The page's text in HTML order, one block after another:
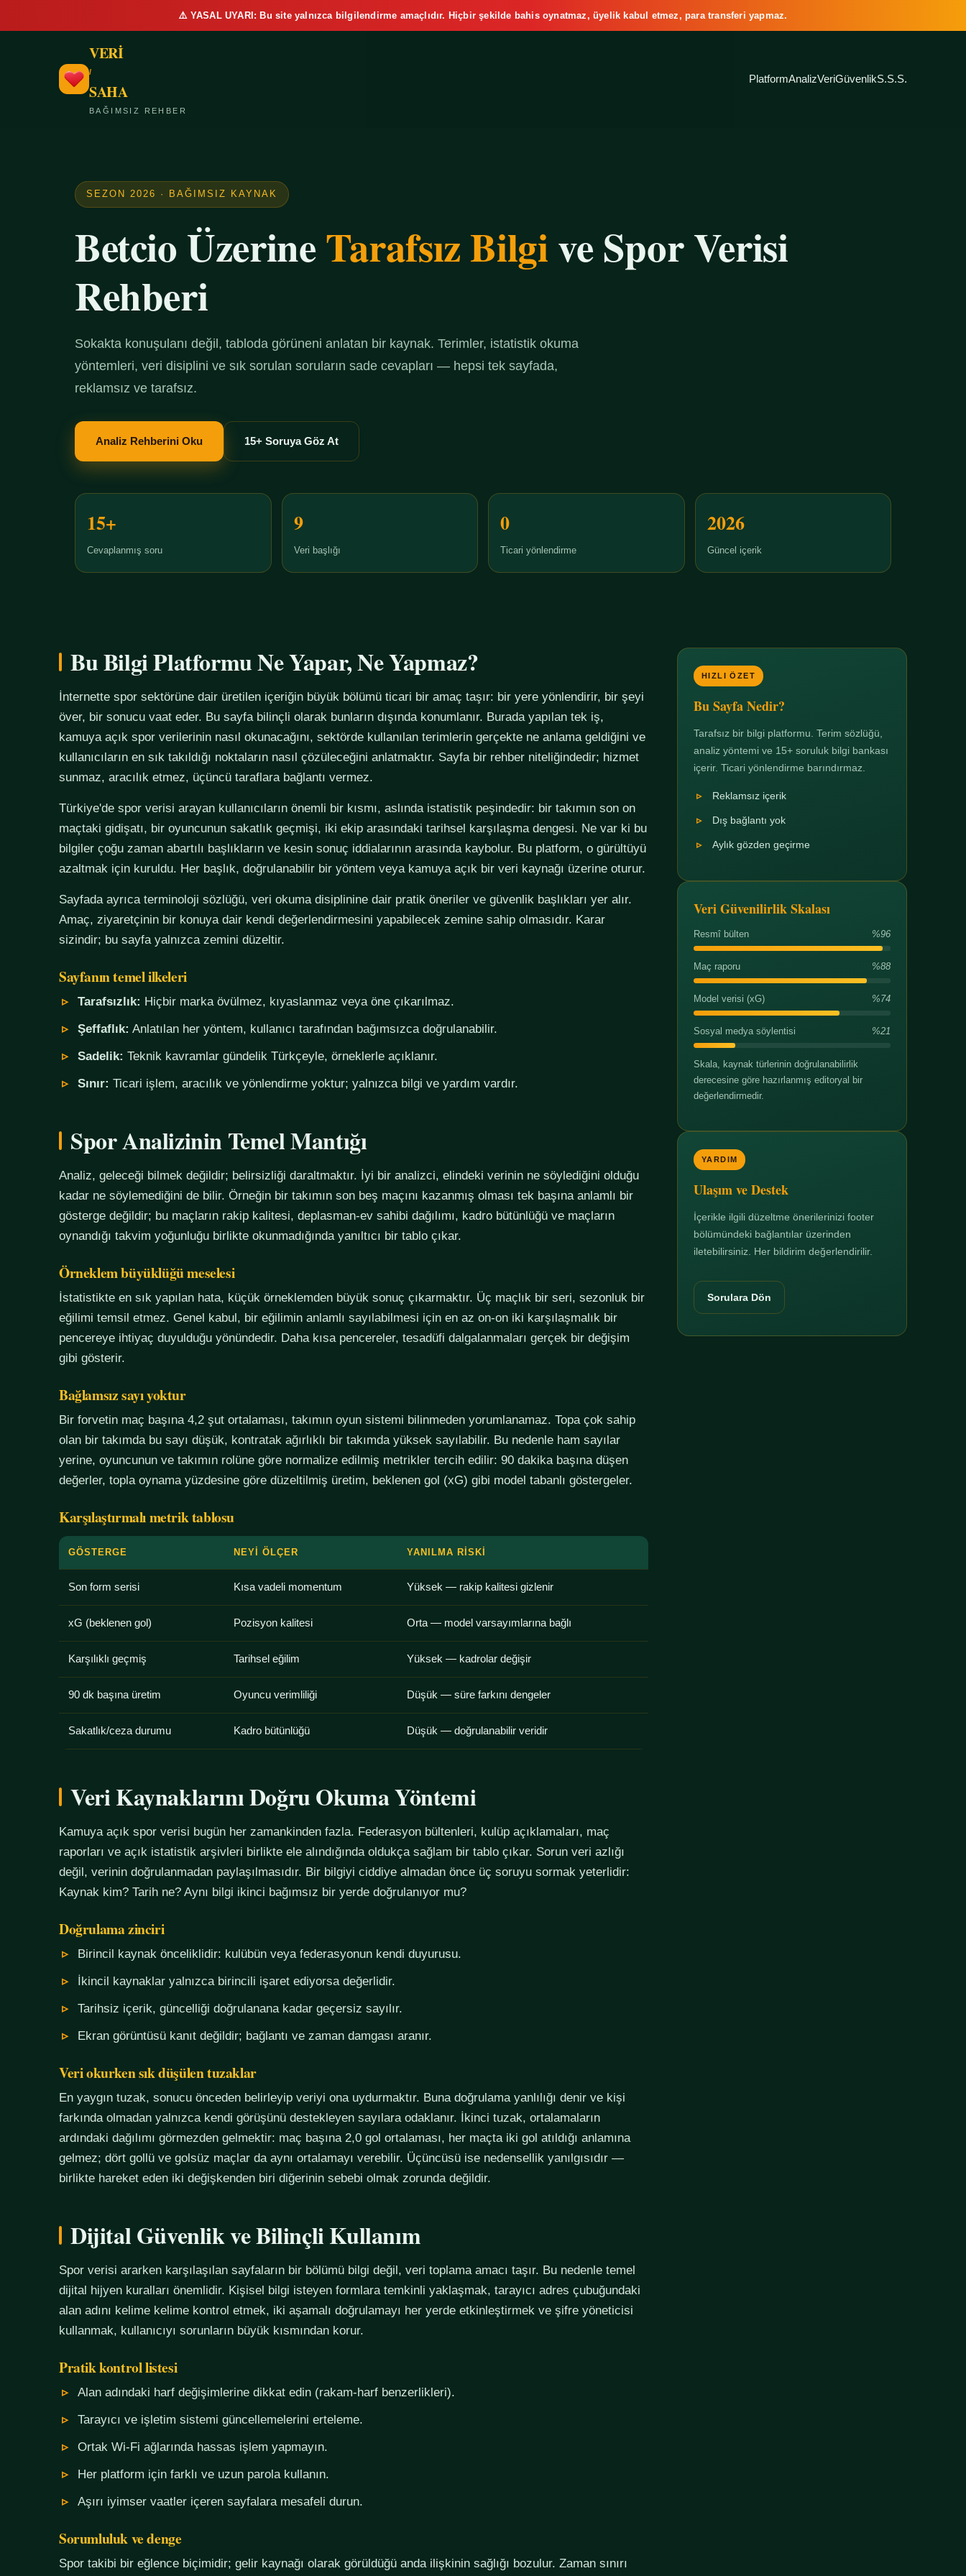
⚠️ YASAL UYARI: Bu site yalnızca bilgilendirme amaçlıdır. Hiçbir şekilde bahis oynatmaz, üyelik kabul etmez, para transferi yapmaz.
VERİ
/
SAHA
BAĞIMSIZ REHBER
PlatformAnalizVeriGüvenlikS.S.S.
SEZON 2026 · BAĞIMSIZ KAYNAK
Betcio ÜzerineTarafsız Bilgive Spor Verisi
Rehberi
Sokakta konuşulanı değil, tabloda görüneni anlatan bir kaynak. Terimler, istatistik okuma
yöntemleri, veri disiplini ve sık sorulan soruların sade cevapları — hepsi tek sayfada,
reklamsız ve tarafsız.
Analiz Rehberini Oku 15+ Soruya Göz At
15+
Cevaplanmış soru
9
Veri başlığı
0
Ticari yönlendirme
2026
Güncel içerik
Bu Bilgi Platformu Ne Yapar, Ne Yapmaz?
İnternette spor sektörüne dair üretilen içeriğin büyük bölümü ticari bir amaç taşır: bir yere yönlendirir, bir şeyi
över, bir sonucu vaat eder. Bu sayfa bilinçli olarak bunların dışında konumlanır. Burada yapılan tek iş,
kamuya açık spor verilerinin nasıl okunacağını, sektörde kullanılan terimlerin gerçekte ne anlama geldiğini ve
kullanıcıların en sık takıldığı noktaların nasıl çözüleceğini anlatmaktır. Sayfa bir rehber niteliğindedir; hizmet
sunmaz, aracılık etmez, üçüncü taraflara bağlantı vermez.
Türkiye'de spor verisi arayan kullanıcıların önemli bir kısmı, aslında istatistik peşindedir: bir takımın son on
maçtaki gidişatı, bir oyuncunun sakatlık geçmişi, iki ekip arasındaki tarihsel karşılaşma dengesi. Ne var ki bu
bilgiler çoğu zaman abartılı başlıkların ve kesin sonuç iddialarının arasında kaybolur. Bu platform, o gürültüyü
azaltmak için kuruldu. Her başlık, doğrulanabilir bir yöntem veya kamuya açık bir veri kaynağı üzerine oturur.
Sayfada ayrıca terminoloji sözlüğü, veri okuma disiplinine dair pratik öneriler ve güvenlik başlıkları yer alır.
Amaç, ziyaretçinin bir konuya dair kendi değerlendirmesini yapabilecek zemine sahip olmasıdır. Karar
sizindir; bu sayfa yalnızca zemini düzeltir.
Sayfanın temel ilkeleri
Tarafsızlık: Hiçbir marka övülmez, kıyaslanmaz veya öne çıkarılmaz.
Şeffaflık: Anlatılan her yöntem, kullanıcı tarafından bağımsızca doğrulanabilir.
Sadelik: Teknik kavramlar gündelik Türkçeyle, örneklerle açıklanır.
Sınır: Ticari işlem, aracılık ve yönlendirme yoktur; yalnızca bilgi ve yardım vardır.
Spor Analizinin Temel Mantığı
Analiz, geleceği bilmek değildir; belirsizliği daraltmaktır. İyi bir analizci, elindeki verinin ne söylediğini olduğu
kadar ne söylemediğini de bilir. Örneğin bir takımın son beş maçını kazanmış olması tek başına anlamlı bir
gösterge değildir; bu maçların rakip kalitesi, deplasman-ev sahibi dağılımı, kadro bütünlüğü ve maçların
oynandığı takvim yoğunluğu birlikte okunmadığında yanıltıcı bir tablo çıkar.
Örneklem büyüklüğü meselesi
İstatistikte en sık yapılan hata, küçük örneklemden büyük sonuç çıkarmaktır. Üç maçlık bir seri, sezonluk bir
eğilimi temsil etmez. Genel kabul, bir eğilimin anlamlı sayılabilmesi için en az on-on iki karşılaşmalık bir
pencereye ihtiyaç duyulduğu yönündedir. Daha kısa pencereler, tesadüfi dalgalanmaları gerçek bir değişim
gibi gösterir.
Bağlamsız sayı yoktur
Bir forvetin maç başına 4,2 şut ortalaması, takımın oyun sistemi bilinmeden yorumlanamaz. Topa çok sahip
olan bir takımda bu sayı düşük, kontratak ağırlıklı bir takımda yüksek sayılabilir. Bu nedenle ham sayılar
yerine, oyuncunun ve takımın rolüne göre normalize edilmiş metrikler tercih edilir: 90 dakika başına düşen
değerler, topla oynama yüzdesine göre düzeltilmiş üretim, beklenen gol (xG) gibi model tabanlı göstergeler.
Karşılaştırmalı metrik tablosu
GÖSTERGE NEYI ÖLÇER YANILMA RISKI
Son form serisi Kısa vadeli momentum Yüksek — rakip kalitesi gizlenir
xG (beklenen gol) Pozisyon kalitesi Orta — model varsayımlarına bağlı
Karşılıklı geçmiş Tarihsel eğilim Yüksek — kadrolar değişir
90 dk başına üretim Oyuncu verimliliği Düşük — süre farkını dengeler
Sakatlık/ceza durumu Kadro bütünlüğü Düşük — doğrulanabilir veridir
Veri Kaynaklarını Doğru Okuma Yöntemi
Kamuya açık spor verisi bugün her zamankinden fazla. Federasyon bültenleri, kulüp açıklamaları, maç
raporları ve açık istatistik arşivleri birlikte ele alındığında oldukça sağlam bir tablo çıkar. Sorun veri azlığı
değil, verinin doğrulanmadan paylaşılmasıdır. Bir bilgiyi ciddiye almadan önce üç soruyu sormak yeterlidir:
Kaynak kim? Tarih ne? Aynı bilgi ikinci bağımsız bir yerde doğrulanıyor mu?
Doğrulama zinciri
Birincil kaynak önceliklidir: kulübün veya federasyonun kendi duyurusu.
İkincil kaynaklar yalnızca birincili işaret ediyorsa değerlidir.
Tarihsiz içerik, güncelliği doğrulanana kadar geçersiz sayılır.
Ekran görüntüsü kanıt değildir; bağlantı ve zaman damgası aranır.
Veri okurken sık düşülen tuzaklar
En yaygın tuzak, sonucu önceden belirleyip veriyi ona uydurmaktır. Buna doğrulama yanlılığı denir ve kişi
farkında olmadan yalnızca kendi görüşünü destekleyen sayılara odaklanır. İkinci tuzak, ortalamaların
ardındaki dağılımı görmezden gelmektir: maç başına 2,0 gol ortalaması, her maçta iki gol atıldığı anlamına
gelmez; dört gollü ve golsüz maçlar da aynı ortalamayı verebilir. Üçüncüsü ise nedensellik yanılgısıdır —
birlikte hareket eden iki değişkenden biri diğerinin sebebi olmak zorunda değildir.
Dijital Güvenlik ve Bilinçli Kullanım
Spor verisi ararken karşılaşılan sayfaların bir bölümü bilgi değil, veri toplama amacı taşır. Bu nedenle temel
dijital hijyen kuralları önemlidir. Kişisel bilgi isteyen formlara temkinli yaklaşmak, tarayıcı adres çubuğundaki
alan adını kelime kelime kontrol etmek, iki aşamalı doğrulamayı her yerde etkinleştirmek ve şifre yöneticisi
kullanmak, kullanıcıyı sorunların büyük kısmından korur.
Pratik kontrol listesi
Alan adındaki harf değişimlerine dikkat edin (rakam-harf benzerlikleri).
Tarayıcı ve işletim sistemi güncellemelerini erteleme.
Ortak Wi-Fi ağlarında hassas işlem yapmayın.
Her platform için farklı ve uzun parola kullanın.
Aşırı iyimser vaatler içeren sayfalara mesafeli durun.
Sorumluluk ve denge
Spor takibi bir eğlence biçimidir; gelir kaynağı olarak görüldüğü anda ilişkinin sağlığı bozulur. Zaman sınırı
HIZLI ÖZET
Bu Sayfa Nedir?
Tarafsız bir bilgi platformu. Terim sözlüğü,
analiz yöntemi ve 15+ soruluk bilgi bankası
içerir. Ticari yönlendirme barındırmaz.
Reklamsız içerik
Dış bağlantı yok
Aylık gözden geçirme
Veri Güvenilirlik Skalası
Resmî bülten %96
Maç raporu %88
Model verisi (xG) %74
Sosyal medya söylentisi %21
Skala, kaynak türlerinin doğrulanabilirlik
derecesine göre hazırlanmış editoryal bir
değerlendirmedir.
YARDIM
Ulaşım ve Destek
İçerikle ilgili düzeltme önerilerinizi footer
bölümündeki bağlantılar üzerinden
iletebilirsiniz. Her bildirim değerlendirilir.
Sorulara Dön